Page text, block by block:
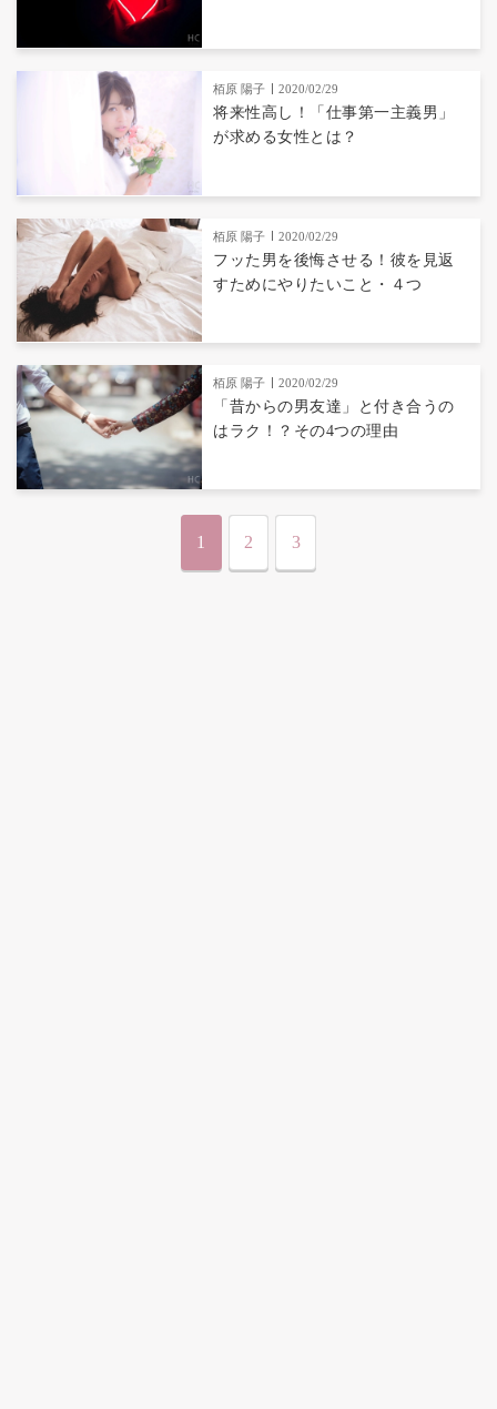
栢原 陽子 2020/02/29
将来性高し！「仕事第一主義男」
が求める女性とは？
栢原 陽子 2020/02/29
フッた男を後悔させる！彼を見返
すためにやりたいこと・４つ
栢原 陽子 2020/02/29
「昔からの男友達」と付き合うの
はラク！？その4つの理由
1 2 3